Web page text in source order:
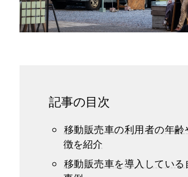
記事の目次
移動販売車の利用者の年齢
徴を紹介
移動販売車を導入している